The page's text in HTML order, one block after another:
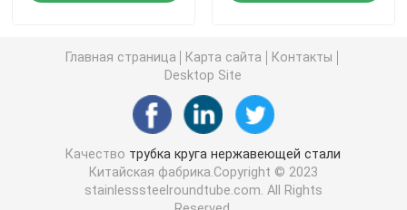
Катушка легированной стали
Гальванизированная стальная катушка
Гальванизированная стальная пластина
стали 310s
Главная страница Карта сайта
Контакты
Desktop Site
Качество трубка круга нержавеющей стали
Китайская фабрика.Copyright © 2023
stainlesssteelroundtube.com. All Rights